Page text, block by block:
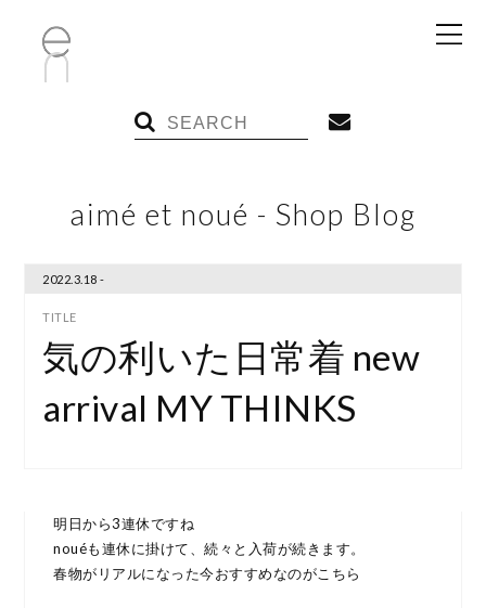
aimé et noué - Shop Blog
2022.3.18 -
気の利いた日常着 new
arrival MY THINKS
明日から3連休ですね
nouéも連休に掛けて、続々と入荷が続きます。
春物がリアルになった今おすすめなのがこちら